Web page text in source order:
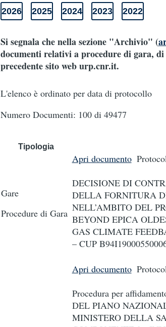
Anni
Documenti
Elenco
2026
Elenco
2025
Elenco
2024
Elenco
2023
Elenco
2022
Si segnala che nella sezione "Archivio" (
documenti relativi a procedure di gara,
precedente sito web urp.cnr.it.
L'elenco è ordinato per data di protocollo
Numero Documenti: 100 di 49477
Tipologia
Gare
Procedure di Gara
Apri documento
DECISIONE DI
DELLA FORNITURA
NELL’AMBITO DEL
BEYOND EPICA
GAS CLIMATE
– CUP
Apri documento
Procedura per
DEL PIANO
MINISTERO DELLA